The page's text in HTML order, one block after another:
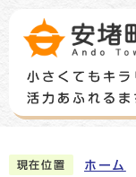
現在位置 ホーム